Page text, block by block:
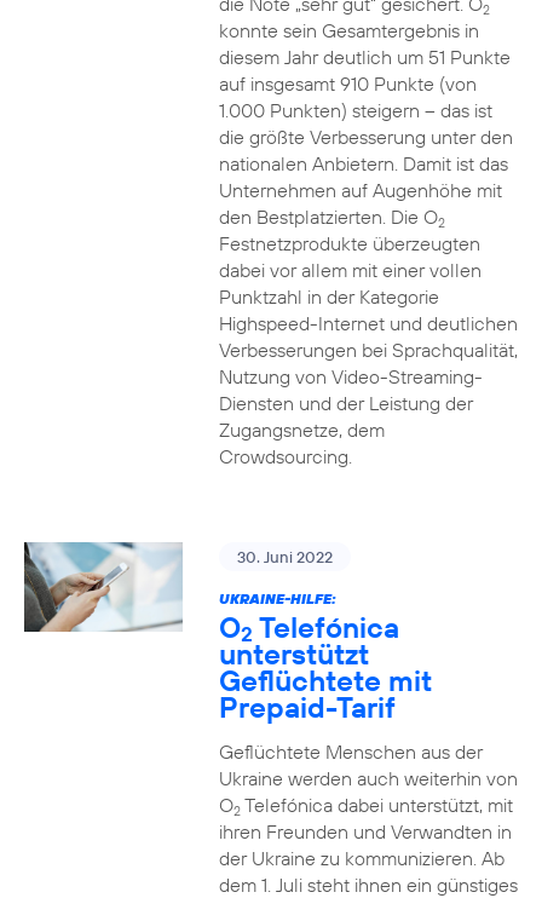
2
konnte sein Gesamtergebnis in
diesem Jahr deutlich um 51 Punkte
auf insgesamt 910 Punkte (von
1.000 Punkten) steigern – das ist
die größte Verbesserung unter den
nationalen Anbietern. Damit ist das
Unternehmen auf Augenhöhe mit
den Bestplatzierten. Die O2
Festnetzprodukte überzeugten
dabei vor allem mit einer vollen
Punktzahl in der Kategorie
Highspeed-Internet und deutlichen
Verbesserungen bei Sprachqualität,
Nutzung von Video-Streaming-
Diensten und der Leistung der
Zugangsnetze, dem
Crowdsourcing.
30. Juni 2022
UKRAINE-HILFE:
O2 Telefónica
unterstützt
Geflüchtete mit
Prepaid-Tarif
Geflüchtete Menschen aus der
Ukraine werden auch weiterhin von
O2Telefónica dabei unterstützt, mit
ihren Freunden und Verwandten in
der Ukraine zu kommunizieren. Ab
dem 1. Juli steht ihnen ein günstiges